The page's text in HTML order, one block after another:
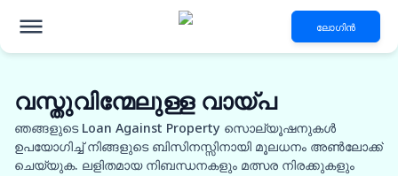
ലോഗിൻ
വസ്തുവിന്മേലുള്ള വായ്പ
ഞങ്ങളുടെ Loan Against Property സൊല്യൂഷനുകൾ
ഉപയോഗിച്ച് നിങ്ങളുടെ ബിസിനസ്സിനായി മൂലധനം അൺലോക്ക്
ചെയ്യുക. ലളിതമായ നിബന്ധനകളും മത്സര നിരക്കുകളും